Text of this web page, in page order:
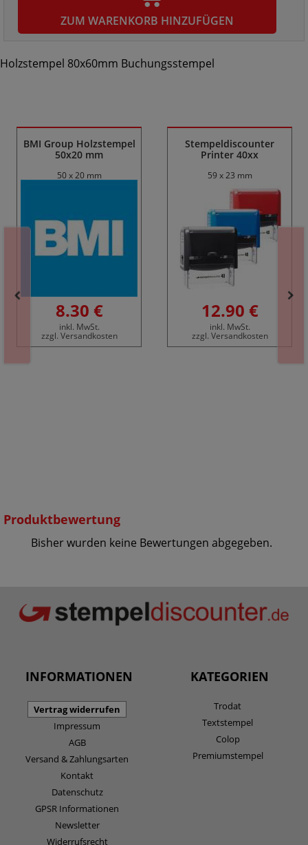
ZUM WARENKORB HINZUFÜGEN
Holzstempel 80x60mm Buchungsstempel
BMI Group Holzstempel
50x20 mm
50 x 20 mm
8.30 €
inkl. MwSt.
zzgl. Versandkosten
Stempeldiscounter
Printer 40xx
59 x 23 mm
12.90 €
inkl. MwSt.
zzgl. Versandkosten
Produktbewertung
Bisher wurden keine Bewertungen abgegeben.
INFORMATIONEN
Vertrag widerrufen
Impressum
AGB
Versand & Zahlungsarten
Kontakt
Datenschutz
GPSR Informationen
Newsletter
Widerrufsrecht
KATEGORIEN
Trodat
Textstempel
Colop
Premiumstempel